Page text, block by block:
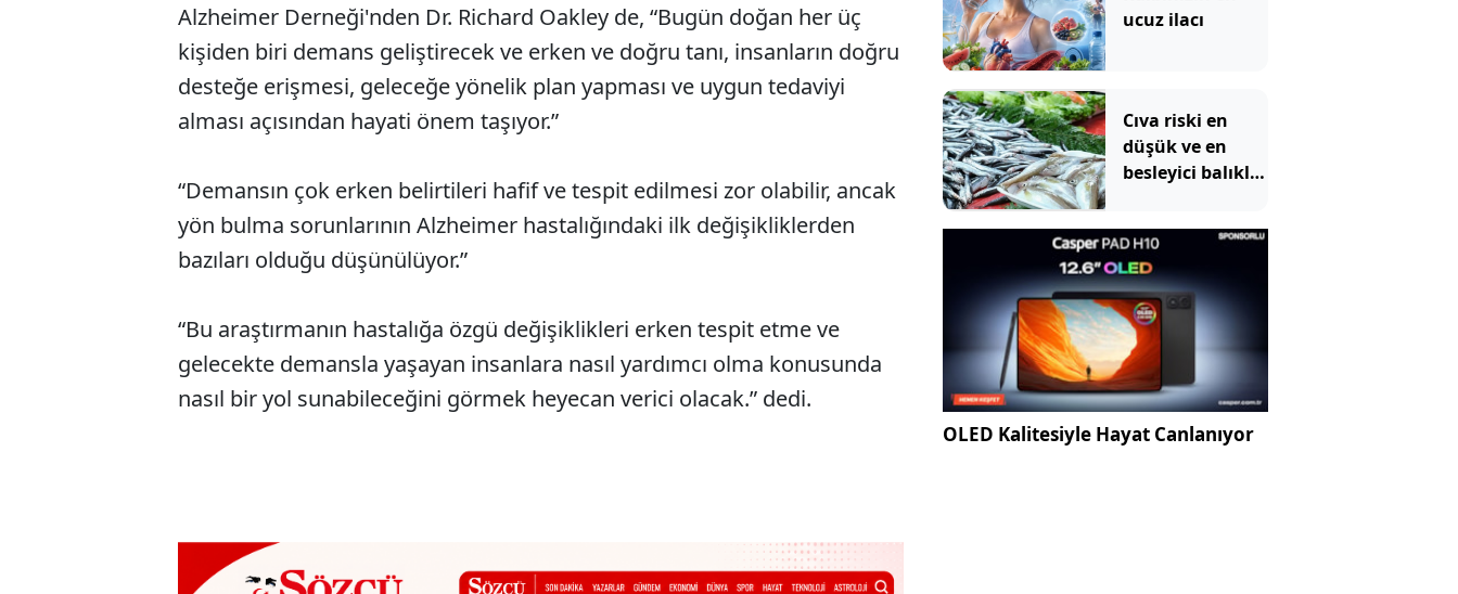
Alzheimer Derneği'nden Dr. Richard Oakley de, “Bugün doğan her üç
kişiden biri demans geliştirecek ve erken ve doğru tanı, insanların doğru
desteğe erişmesi, geleceğe yönelik plan yapması ve uygun tedaviyi
alması açısından hayati önem taşıyor.”
“Demansın çok erken belirtileri hafif ve tespit edilmesi zor olabilir, ancak
yön bulma sorunlarının Alzheimer hastalığındaki ilk değişikliklerden
bazıları olduğu düşünülüyor.”
“Bu araştırmanın hastalığa özgü değişiklikleri erken tespit etme ve
gelecekte demansla yaşayan insanlara nasıl yardımcı olma konusunda
nasıl bir yol sunabileceğini görmek heyecan verici olacak.” dedi.
ucuz ilacı
Cıva riski en
düşük ve en
besleyici balıklar
OLED Kalitesiyle Hayat Canlanıyor